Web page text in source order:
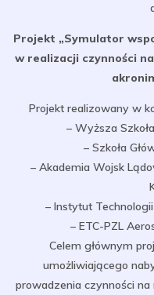
Projekt „Symulator
w realizacji czynności
Projekt realizowany w
– Wyższa
– Szkoła
– Akademia Wojsk
– Instytut
– ETC-PZL
Celem głównym
umożliwiającego
prowadzenia czynności